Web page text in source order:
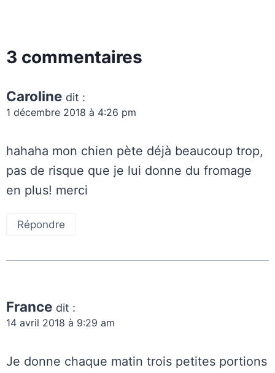
3 commentaires
Caroline dit :
1 décembre 2018 à 4:26 pm
hahaha mon chien pète déjà beaucoup trop,
pas de risque que je lui donne du fromage
en plus! merci
Répondre
France dit :
14 avril 2018 à 9:29 am
Je donne chaque matin trois petites portions